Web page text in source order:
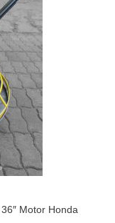
Motor Honda